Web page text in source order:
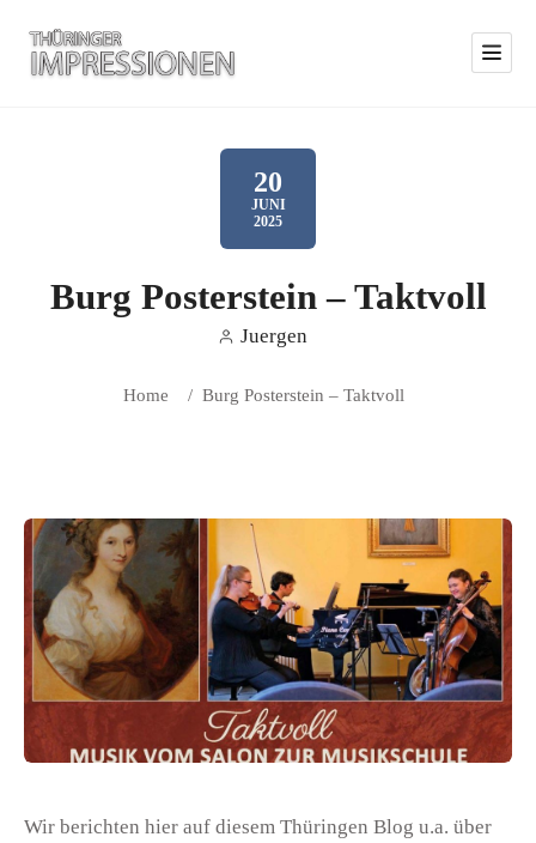
20
JUNI
2025
Burg Posterstein – Taktvoll
Juergen
Home / Burg Posterstein – Taktvoll
Wir berichten hier auf diesem Thüringen Blog u.a. über